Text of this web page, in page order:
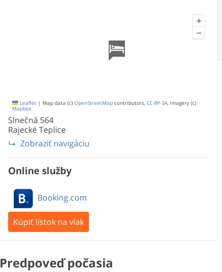
+
−
Leaflet | Map data (c) OpenStreetMap contributors, CC-BY-SA , Imagery (c)
Mapbox
Slnečná 564
Rajecké Teplice
Zobraziť navigáciu
Online služby
Booking.com
Kúpiť lístok na vlak
Predpoveď počasia